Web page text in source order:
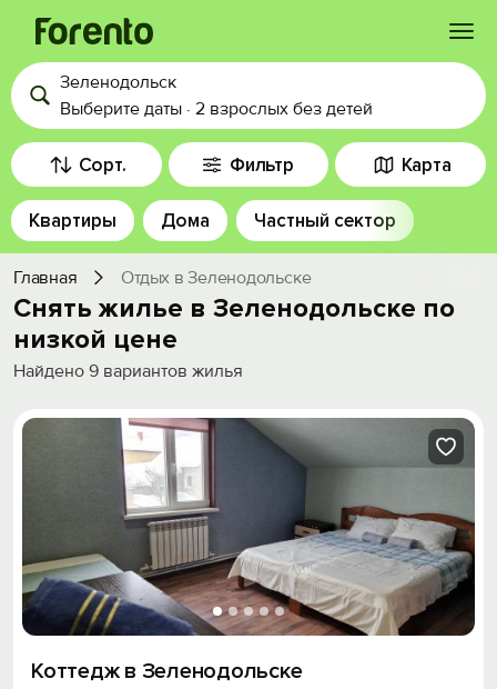
Войти
Избранное
История просмотра
Добавить свой объект
Зеленодольск
Выберите даты · 2 взрослых без детей
Сорт. Фильтр Карта
Квартиры Дома Частный сектор
Главная Отдых в Зеленодольске
Снять жилье в Зеленодольске по
низкой цене
Найдено 9 вариантов жилья
Коттедж в Зеленодольске